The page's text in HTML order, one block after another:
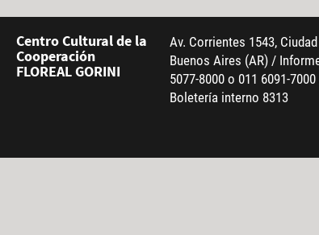
Centro Cultural de la
Cooperación
FLOREAL GORINI
Av. Corrientes 1543,
Buenos Aires (AR) /
5077-8000 o 011 6091-
Boletería interno 8313